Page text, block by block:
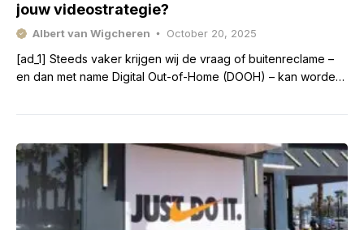
jouw videostrategie?
Albert van Wigcheren October 20, 2025
[ad_1] Steeds vaker krijgen wij de vraag of buitenreclame –
en dan met name Digital Out-of-Home (DOOH) – kan worden